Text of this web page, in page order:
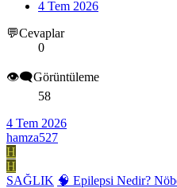
4 Tem 2026
💬Cevaplar
0
👁️‍🗨️Görüntüleme
58
4 Tem 2026
hamza527
H
H
SAĞLIK 🧠 Epilepsi Nedir?